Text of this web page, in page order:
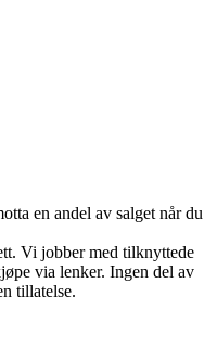
en andel av salget når du
Vi jobber med tilknyttede
via lenker. Ingen del av
tillatelse.